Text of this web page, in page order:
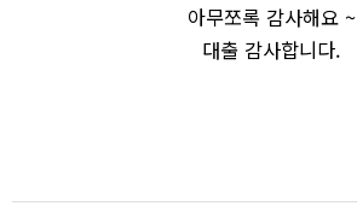
아무쪼록 감사해요 ~
대출 감사합니다.